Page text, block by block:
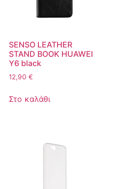
SENSO LEATHER
STAND BOOK HUAWEI
Y6 black
12,90 €
Στο καλάθι